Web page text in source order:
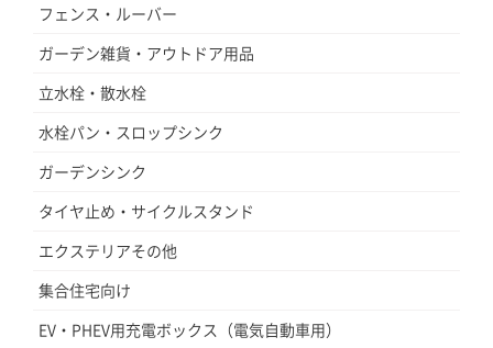
フェンス・ルーバー
ガーデン雑貨・アウトドア用品
立水栓・散水栓
水栓パン・スロップシンク
ガーデンシンク
タイヤ止め・サイクルスタンド
エクステリアその他
集合住宅向け
EV・PHEV用充電ボックス（電気自動車用）